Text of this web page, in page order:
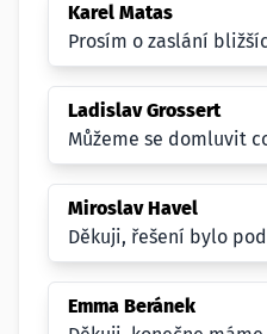
Karel Matas
Prosím o zaslání
Ladislav Grossert
Můžeme se domluvit
Miroslav Havel
Děkuji, řešení bylo
Emma Beránek